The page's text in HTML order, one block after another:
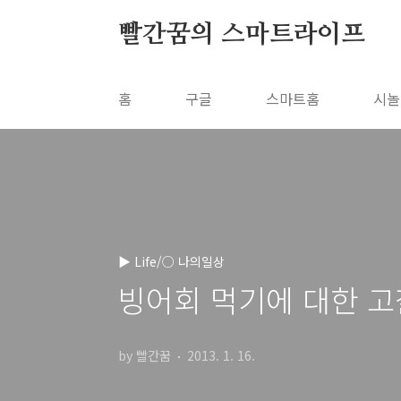
빨간꿈의 스마트라이프
홈 구글 스마트홈 시
▶ Life/○ 나의일상
빙어회 먹기에 대한
by 빨간꿈 2013. 1. 16.